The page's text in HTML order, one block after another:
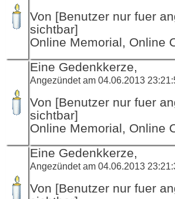
Von [Benutzer nur fuer
sichtbar]
Online Memorial, Online
Eine Gedenkkerze,
Angezündet am 04.06.2013
Von [Benutzer nur fuer
sichtbar]
Online Memorial, Online
Eine Gedenkkerze,
Angezündet am 04.06.2013
Von [Benutzer nur fuer